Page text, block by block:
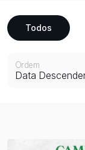
Todos
Ordem